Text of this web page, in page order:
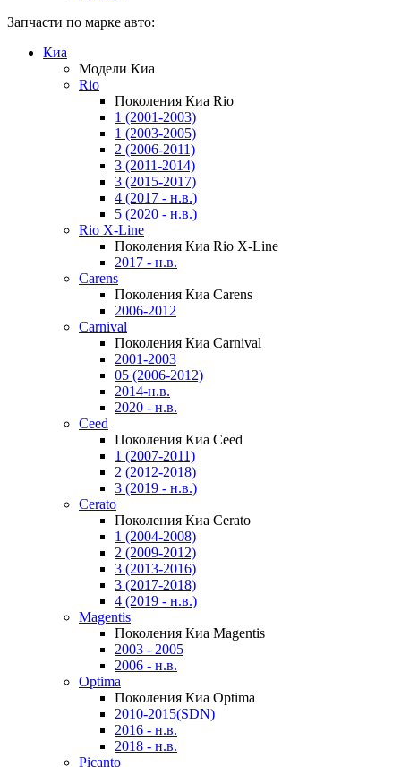
Запчасти по марке авто:
Киа
Модели Киа
Rio
Поколения Киа Rio
1 (2001-2003)
1 (2003-2005)
2 (2006-2011)
3 (2011-2014)
3 (2015-2017)
4 (2017 - н.в.)
5 (2020 - н.в.)
Rio X-Line
Поколения Киа Rio X-Line
2017 - н.в.
Carens
Поколения Киа Carens
2006-2012
Carnival
Поколения Киа Carnival
2001-2003
05 (2006-2012)
2014-н.в.
2020 - н.в.
Ceed
Поколения Киа Ceed
1 (2007-2011)
2 (2012-2018)
3 (2019 - н.в.)
Cerato
Поколения Киа Cerato
1 (2004-2008)
2 (2009-2012)
3 (2013-2016)
3 (2017-2018)
4 (2019 - н.в.)
Magentis
Поколения Киа Magentis
2003 - 2005
2006 - н.в.
Optima
Поколения Киа Optima
2010-2015(SDN)
2016 - н.в.
2018 - н.в.
Picanto